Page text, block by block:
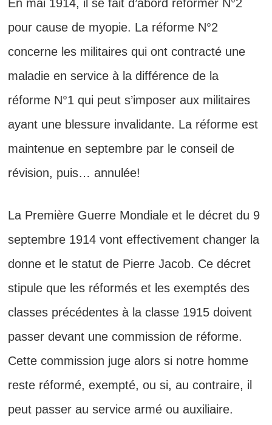
En mai 1914, il se fait d’abord réformer N°2
pour cause de myopie. La réforme N°2
concerne les militaires qui ont contracté une
maladie en service à la différence de la
réforme N°1 qui peut s’imposer aux militaires
ayant une blessure invalidante. La réforme est
maintenue en septembre par le conseil de
révision, puis… annulée!
La Première Guerre Mondiale et le décret du 9
septembre 1914 vont effectivement changer la
donne et le statut dePierre Jacob. Ce décret
stipule que les réformés et les exemptés des
classes précédentes à la classe 1915 doivent
passer devant une commission de réforme.
Cette commission juge alors si notre homme
reste réformé, exempté, ou si, au contraire, il
peut passer au service armé ou auxiliaire.